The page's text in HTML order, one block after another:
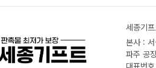
세종기
본사 :
파주 공